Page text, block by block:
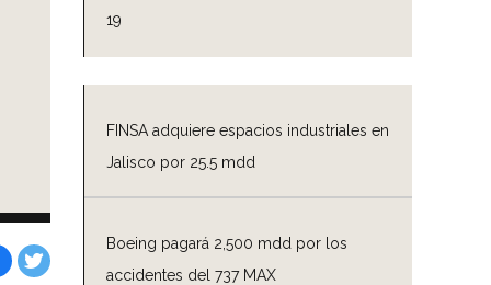
19
FINSA adquiere espacios industriales en
Jalisco por 25.5 mdd
Boeing pagará 2,500 mdd por los
accidentes del 737 MAX